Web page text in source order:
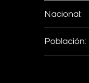
Nacional:
Población: